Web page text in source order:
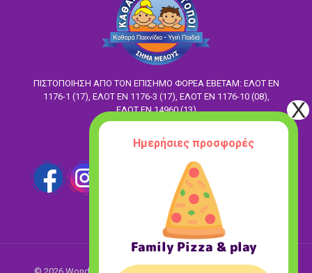
ΠΙΣΤΟΠΟΙΗΣΗ ΑΠΟ ΤΟΝ ΕΠΙΣΗΜΟ ΦΟΡΕΑ ΕΒΕΤΑΜ: ΕΛΟΤ EN
1176-1 (17), ΕΛΟΤ ΕΝ 1176-3 (17), ΕΛΟΤ ΕΝ 1176-10 (08),
ΕΛΟΤ ΕΝ 14960 (13)
Ακολούθησέ μας
Ημερήσιες προσφορές
Family Pizza & play